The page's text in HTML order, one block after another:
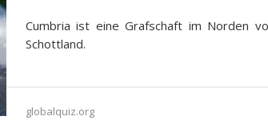
Cumbria ist eine Grafschaft im Norden
Schottland.
globalquiz.org